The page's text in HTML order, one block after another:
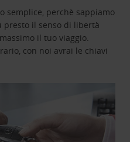
semplice, perchè sappiamo
presto il senso di libertà
il tuo viaggio.
con noi avrai le chiavi